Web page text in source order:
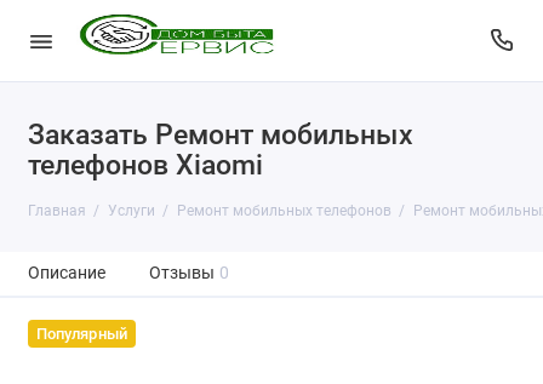
Заказать Ремонт мобильных
телефонов Xiaomi
Главная Услуги Ремонт мобильных телефонов Ремонт
Описание Отзывы 0
Популярный